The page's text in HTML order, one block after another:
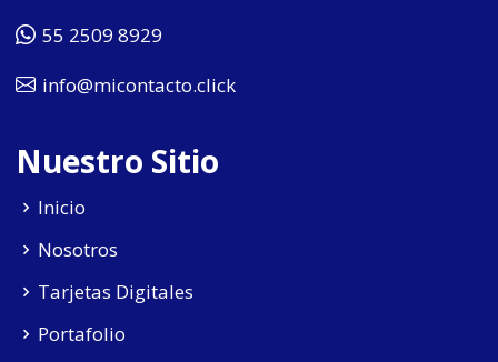
55 2509 8929
info@micontacto.click
Nuestro Sitio
Inicio
Nosotros
Tarjetas Digitales
Portafolio